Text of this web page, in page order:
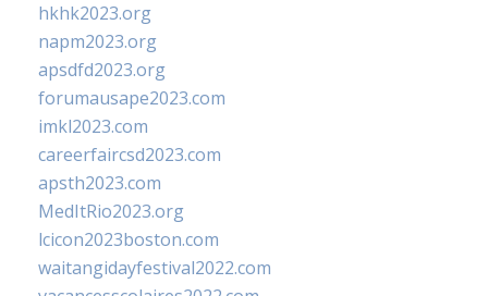
hkhk2023.org
napm2023.org
apsdfd2023.org
forumausape2023.com
imkl2023.com
careerfaircsd2023.com
apsth2023.com
MedItRio2023.org
lcicon2023boston.com
waitangidayfestival2022.com